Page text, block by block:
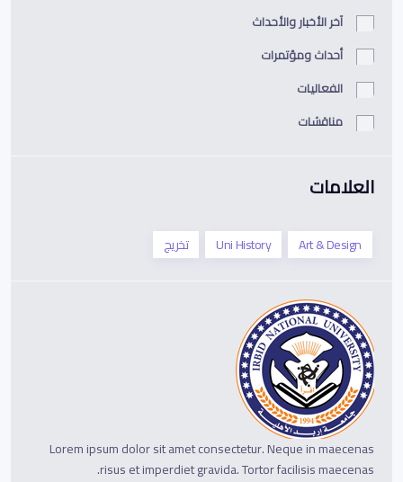
آخر الأخبار والأحداث
أحداث ومؤتمرات
الفعاليات
مناقشات
العلامات
Art & Design
Uni History تخريج
Lorem ipsum dolor sit amet consectetur. Neque in maecenas
risus et imperdiet gravida. Tortor facilisis maecenas.